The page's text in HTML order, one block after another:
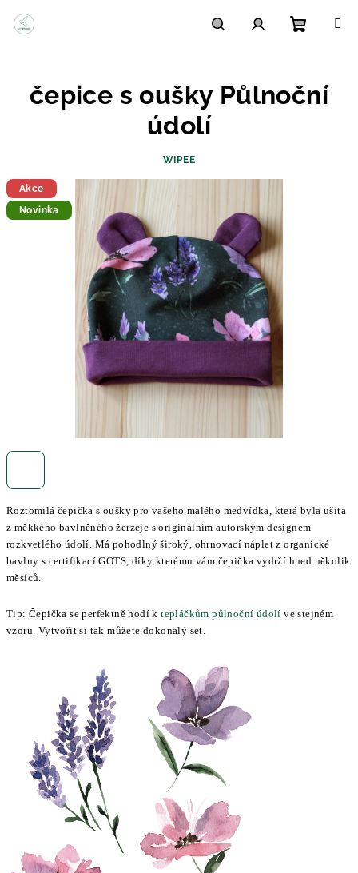
košík
Roztomilá čepička s oušky pro vašeho malého medvídka, která byla ušita
z měkkého bavlněného žerzeje s originálním autorským designem
rozkvetlého údolí. Má pohodlný široký, ohrnovací náplet z organické
bavlny s certifikací GOTS, díky kterému vám čepička vydrží hned několik
měsíců.
Tip: Čepička se perfektně hodí ktepláčkům půlnoční údolí ve stejném
vzoru. Vytvořit si tak můžete dokonalý set.
čepice s oušky Půlnoční
údolí
WIPEE
Akce
Novinka